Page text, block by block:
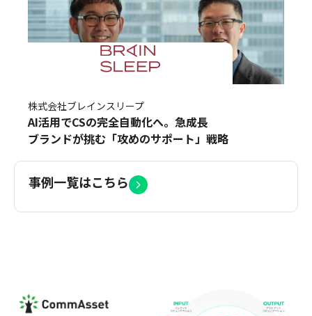
株式会社ブレインスリープ
AI活用でCSの完全自動化へ。急成長
ブランドが挑む「攻めのサポート」戦略
事例一覧はこちら